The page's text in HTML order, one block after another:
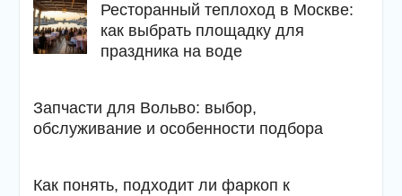
Ресторанный теплоход в Москве:
как выбрать площадку для
праздника на воде
Запчасти для Вольво: выбор,
обслуживание и особенности подбора
Как понять, подходит ли фаркоп к